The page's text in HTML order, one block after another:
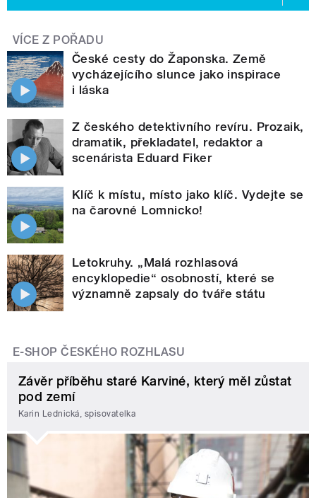
VÍCE Z POŘADU
České cesty do Žaponska. Země
vycházejícího slunce jako inspirace
i láska
Z českého detektivního revíru. Prozaik,
dramatik, překladatel, redaktor a
scenárista Eduard Fiker
Klíč k místu, místo jako klíč. Vydejte se
na čarovné Lomnicko!
Letokruhy. „Malá rozhlasová
encyklopedie“ osobností, které se
významně zapsaly do tváře státu
E-SHOP ČESKÉHO ROZHLASU
Závěr příběhu staré Karviné, který měl zůstat
pod zemí
Karin Lednická, spisovatelka